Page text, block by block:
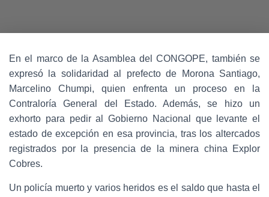
En el marco de la Asamblea del CONGOPE, también se
expresó la solidaridad al prefecto de Morona Santiago,
Marcelino Chumpi, quien enfrenta un proceso en la
Contraloría General del Estado. Además, se hizo un
exhorto para pedir al Gobierno Nacional que levante el
estado de excepción en esa provincia, tras los altercados
registrados por la presencia de la minera china Explor
Cobres.
Un policía muerto y varios heridos es el saldo que hasta el